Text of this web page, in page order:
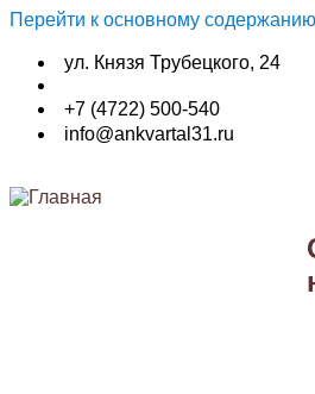
Перейти к основному содержанию
ул. Князя Трубецкого, 24
+7 (4722) 500-540
info@ankvartal31.ru